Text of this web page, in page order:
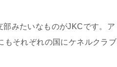
みたいなものがJKCです。ア
もそれぞれの国にケネルクラブ